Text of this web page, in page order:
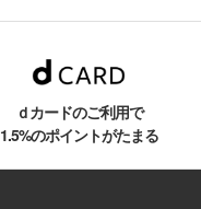
ｄカードのご利用で
1.5%のポイントがたまる